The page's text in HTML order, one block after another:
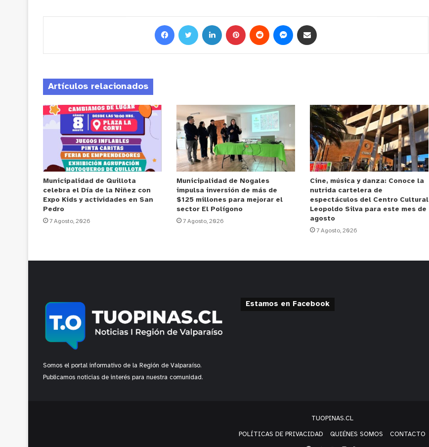
Artículos relacionados
Municipalidad de Quillota
celebra el Día de la Niñez con
Expo Kids y actividades en San
Pedro
7 Agosto, 2026
Municipalidad de Nogales
impulsa inversión de más de
$125 millones para mejorar el
sector El Polígono
7 Agosto, 2026
Cine, música y danza: Conoce la
nutrida cartelera de
espectáculos del Centro Cultural
Leopoldo Silva para este mes de
agosto
7 Agosto, 2026
Somos el portal informativo de la Región de Valparaíso.
Publicamos noticias de interés para nuestra comunidad.
Estamos en Facebook
TUOPINAS.CL
POLÍTICAS DE PRIVACIDAD QUIÉNES SOMOS CONTACTO